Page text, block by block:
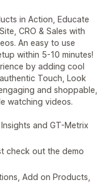
in Action, Educate
CRO & Sales with
An easy to use
within 5-10 minutes!
by adding cool
Touch, Look
and shoppable,
watching videos.
and GT-Metrix
check out the demo
Add on Products,